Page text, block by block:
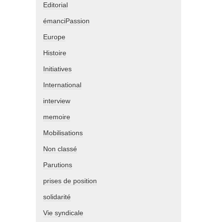
Editorial
émanciPassion
Europe
Histoire
Initiatives
International
interview
memoire
Mobilisations
Non classé
Parutions
prises de position
solidarité
Vie syndicale